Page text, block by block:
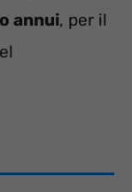
annui, per il